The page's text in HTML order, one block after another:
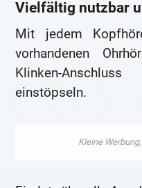
Vielfältig nutzbar
Mit jedem
vorhandenen
Klinken-
einstöpseln.